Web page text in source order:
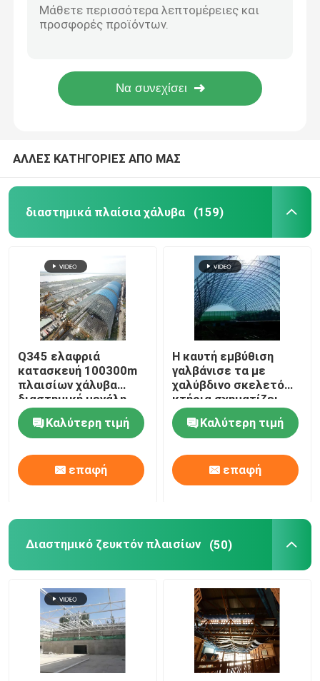
τοίχος κουρτινών αλουμινίου
Φεγγίτης θόλων στεγών
Δομή μεμβρανών έντασης
Θόλος βενζινάδικων
δομή χάλυβα σταδίων
Δομή στεγών αποθηκών εμπορευμάτων
ΑΛΛΕΣ ΚΑΤΗΓΟΡΙΕΣ ΑΠΟ ΜΑΣ
διαστημικά πλαίσια χάλυβα (159)
Q345 ελαφριά
κατασκευή 100300m
πλαισίων χάλυβα
διαστημική μεγάλη
έκταση πλέγματος
πλαισίωνΚαλύτερη τιμή
επαφή
Η καυτή εμβύθιση
γαλβάνισε τα με
χαλύβδινο σκελετό
κτήρια σχηματίζει
αψίδα το δομικό
διαστημικό πλαίσιο
300m
Καλύτερη τιμή
επαφή
Διαστημικό ζευκτόν πλαισίων (50)